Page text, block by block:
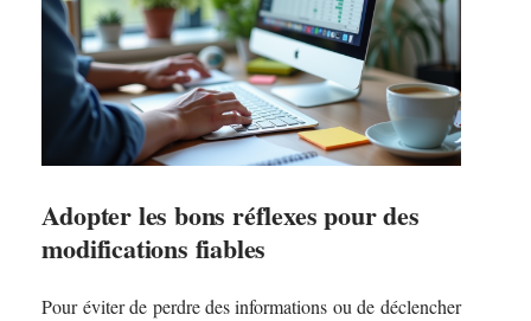
Adopter les bons réflexes pour des
modifications fiables
Pour éviter de perdre des informations ou de déclencher